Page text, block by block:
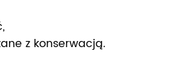
z konserwacją.